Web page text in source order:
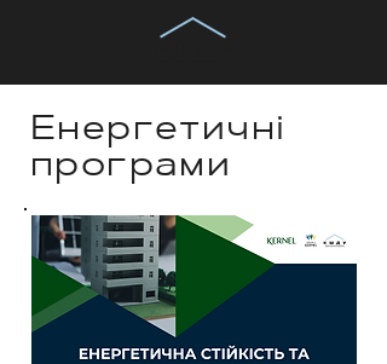
Енергетичні
програми